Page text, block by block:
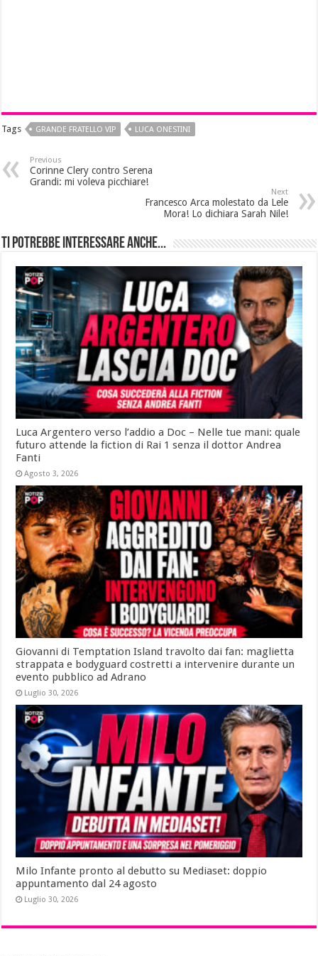
Tags GRANDE FRATELLO VIP LUCA ONESTINI
Previous
Corinne Clery contro Serena
Grandi: mi voleva picchiare!
Next
Francesco Arca molestato da Lele
Mora! Lo dichiara Sarah Nile!
Ti potrebbe interessare anche...
Luca Argentero verso l’addio a Doc – Nelle tue mani: quale
futuro attende la fiction di Rai 1 senza il dottor Andrea
Fanti
Agosto 3, 2026
Giovanni di Temptation Island travolto dai fan: maglietta
strappata e bodyguard costretti a intervenire durante un
evento pubblico ad Adrano
Luglio 30, 2026
Milo Infante pronto al debutto su Mediaset: doppio
appuntamento dal 24 agosto
Luglio 30, 2026